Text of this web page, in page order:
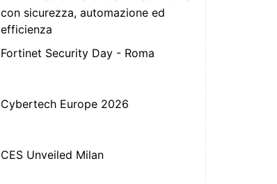
con sicurezza, automazione ed
efficienza
Fortinet Security Day - Roma
Cybertech Europe 2026
CES Unveiled Milan